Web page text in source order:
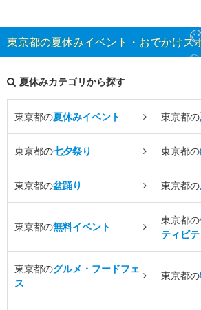
東京都の夏休みイベント・おでかけス
夏休みカテゴリから探す
東京都の夏休みイベント 東京都の
東京都の七夕祭り 東京都の
東京都の盆踊り 東京都の
東京都の無料イベント
東京都の
ティビテ
東京都のグルメ・フードフェ
ス
東京都の